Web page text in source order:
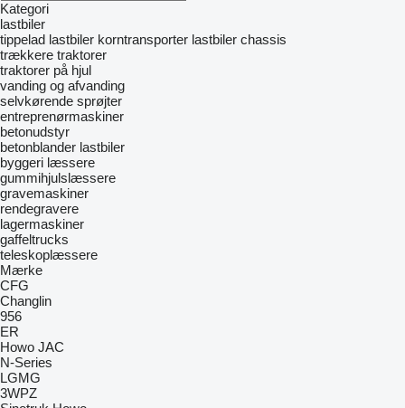
Kategori
lastbiler
tippelad lastbiler korntransporter lastbiler chassis
trækkere traktorer
traktorer på hjul
vanding og afvanding
selvkørende sprøjter
entreprenørmaskiner
betonudstyr
betonblander lastbiler
byggeri læssere
gummihjulslæssere
gravemaskiner
rendegravere
lagermaskiner
gaffeltrucks
teleskoplæssere
Mærke
CFG
Changlin
956
ER
Howo JAC
N-Series
LGMG
3WPZ